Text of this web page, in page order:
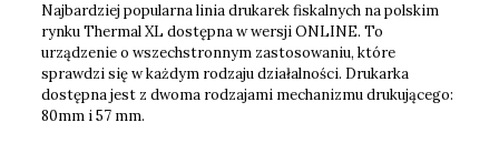
Najbardziej popularna linia drukarek fiskalnych na polskim
rynku Thermal XL dostępna w wersji ONLINE. To
urządzenie o wszechstronnym zastosowaniu, które
sprawdzi się w każdym rodzaju działalności. Drukarka
dostępna jest z dwoma rodzajami mechanizmu drukującego:
80mm i 57 mm.